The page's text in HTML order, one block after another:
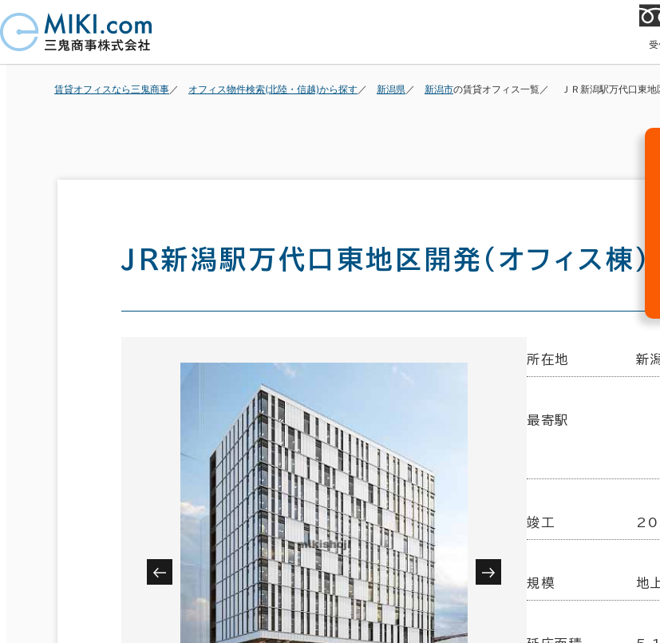
受
賃貸オフィスなら三鬼商事 オフィス物件検索(北陸・信越)から探す 新潟県 新潟市の賃貸オフィス一覧 ＪＲ新潟駅万代口東
ＪＲ新潟駅万代口東地区開発（オフィス棟）
所在地 新
最寄駅
竣工
規模 地